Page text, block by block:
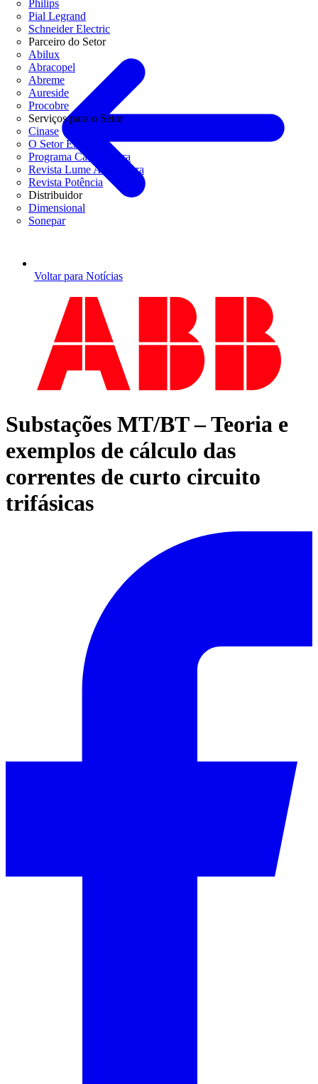
Philips
Pial Legrand
Schneider Electric
Parceiro do Setor
Abilux
Abracopel
Abreme
Aureside
Procobre
Serviços para o Setor
Cinase
O Setor Elétrico
Programa Casa Segura
Revista Lume Arquitetura
Revista Potência
Distribuidor
Dimensional
Sonepar
Voltar para Notícias
Substações MT/BT – Teoria e
exemplos de cálculo das
correntes de curto circuito
trifásicas